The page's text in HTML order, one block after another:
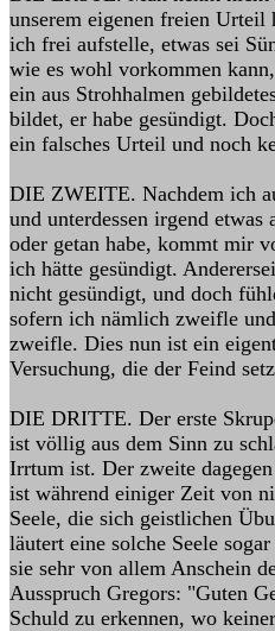
unserem eigenen freien
ich frei aufstelle, etwas sei
wie es wohl vorkommen
ein aus Strohhalmen
bildet, er habe gesündigt.
ein falsches Urteil und noch
DIE ZWEITE. Nachdem ich
und unterdessen irgend etwas
oder getan habe, kommt mir
ich hätte gesündigt.
nicht gesündigt, und doch
sofern ich nämlich zweifle
zweifle. Dies nun ist ein
Versuchung, die der Feind
DIE DRITTE. Der erste
ist völlig aus dem Sinn zu
Irrtum ist. Der zweite
ist während einiger Zeit von
Seele, die sich geistlichen
läutert eine solche Seele
sie sehr von allem Anschein
Ausspruch Gregors: "Guten
Schuld zu erkennen, wo